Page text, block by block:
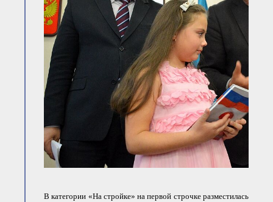
В категории «На стройке» на первой строчке разместилась